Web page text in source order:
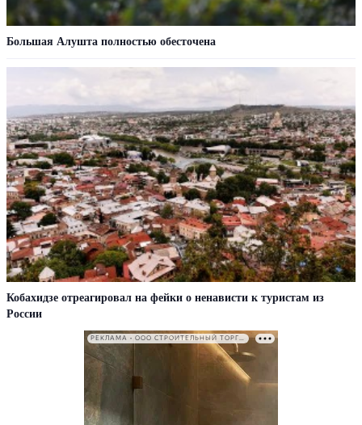
Большая Алушта полностью обесточена
Кобахидзе отреагировал на фейки о ненависти к туристам из
России
РЕКЛАМА • ООО СТРОИТЕЛЬНЫЙ ТОРГОВЫЙ ДОМ «ПЕТРОВИЧ». ИНН: 7802348846